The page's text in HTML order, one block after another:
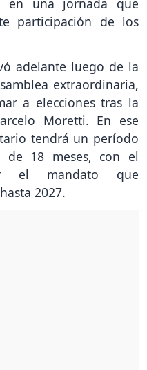
en una jornada que
participación de los
adelante luego de la
extraordinaria,
a elecciones tras la
Moretti. En ese
tendrá un período
de 18 meses, con el
el mandato que
2027.